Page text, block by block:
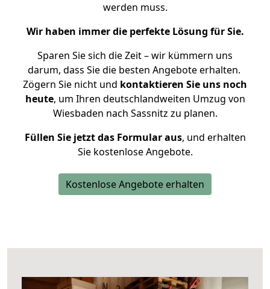
werden muss.
Wir haben immer die perfekte Lösung für Sie.
Sparen Sie sich die Zeit – wir kümmern uns
darum, dass Sie die besten Angebote erhalten.
Zögern Sie nicht und kontaktieren Sie uns noch
heute, um Ihren deutschlandweiten Umzug von
Wiesbaden nach Sassnitz zu planen.
Füllen Sie jetzt das Formular aus, und erhalten
Sie kostenlose Angebote.
Kostenlose Angebote erhalten